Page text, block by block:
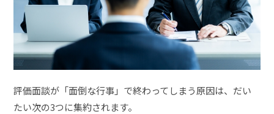
評価面談が「面倒な行事」で終わってしまう原因は、だい
たい次の3つに集約されます。